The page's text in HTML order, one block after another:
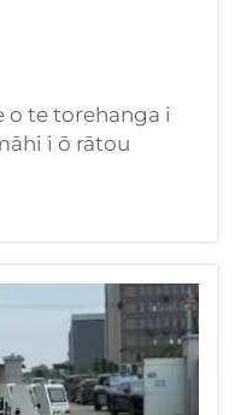
o te torehanga i
i ō rātou
wāhanga
I CSMTK, e
tēnei ngā whare o
ngā ono take i
...